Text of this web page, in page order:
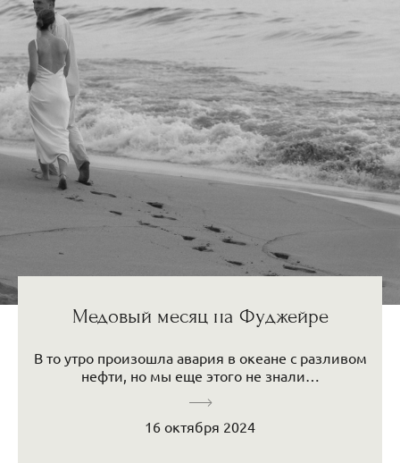
Медовый месяц на Фуджейре
В то утро произошла авария в океане с разливом
нефти, но мы еще этого не знали…
16 октября 2024